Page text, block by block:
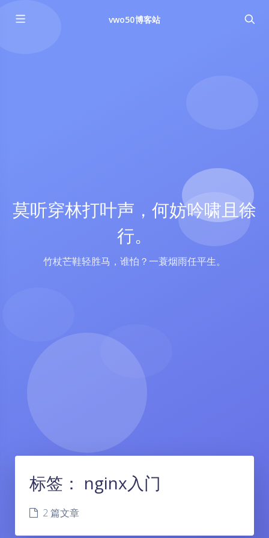
vwo50博客站
莫听穿林打叶声，何妨吟啸且徐
行。
竹杖芒鞋轻胜马，谁怕？一蓑烟雨任平生。
标签： nginx入门
2 篇文章